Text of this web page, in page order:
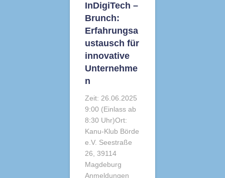
InDigiTech –
Brunch:
Erfahrungsa
ustausch für
innovative
Unternehme
n
Zeit: 26.06.2025
9:00 (Einlass ab
8:30 Uhr)Ort:
Kanu-Klub Börde
e.V. Seestraße
26, 39114
Magdeburg
Anmeldungen